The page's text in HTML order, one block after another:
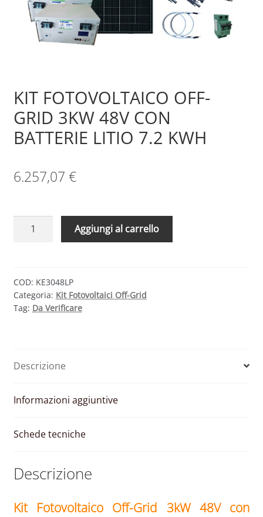
Shop
KIT FOTOVOLTAICO OFF-
GRID 3KW 48V CON
BATTERIE LITIO 7.2 KWH
6.257,07 €
FOTOVOLTAICO
3KW
48V
CON
KWH
Aggiungi al carrello
COD: KE3048LP
Categoria: Kit Fotovoltaici Off-Grid
Tag: Da Verificare
Descrizione
Informazioni aggiuntive
Schede tecniche
Descrizione
Kit Fotovoltaico Off-Grid 3kW 48V con